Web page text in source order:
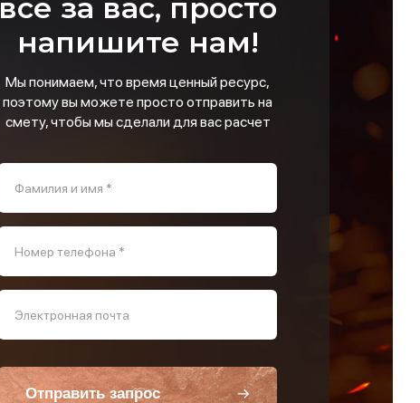
все за вас, просто
напишите нам!
Мы понимаем, что время ценный ресурс,
поэтому вы можете просто отправить на
смету, чтобы мы сделали для вас расчет
Фамилия и имя *
Номер телефона *
Электронная почта
Отправить запрос